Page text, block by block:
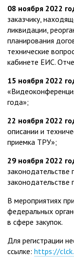
08 ноября 2022
заказчику,
ликвидации,
планирования
технические
кабинете ЕИС.
15 ноября 2022
года»;
22 ноября 2022
описании и
приемка ТРУ»;
29 ноября 2022
В мероприятиях
федеральных
в сфере закупок.
Для регистрации
ссылке: https://